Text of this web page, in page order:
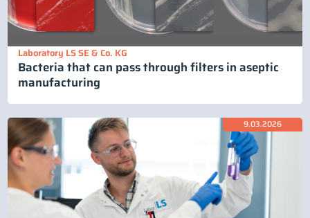
Laboratory LS SE & Co. KG
Bacteria that can pass through filters in aseptic
manufacturing
9.03.2026